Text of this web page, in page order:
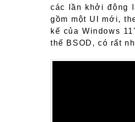
các lần khởi động
gồm một UI mới,
kế của Windows
thế BSOD, có rất